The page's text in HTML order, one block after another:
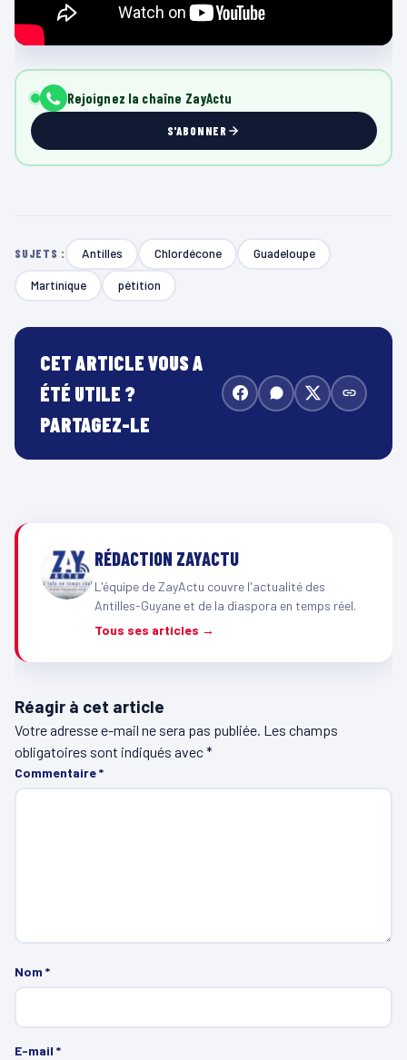
Rejoignez la chaîne ZayActu
S'ABONNER
SUJETS : Antilles Chlordécone Guadeloupe
Martinique pétition
CET ARTICLE VOUS A
ÉTÉ UTILE ?
PARTAGEZ-LE
RÉDACTION ZAYACTU
L'équipe de ZayActu couvre l'actualité des
Antilles-Guyane et de la diaspora en temps réel.
Tous ses articles →
Réagir à cet article
Votre adresse e-mail ne sera pas publiée. Les champs
obligatoires sont indiqués avec*
Commentaire*
Nom *
E-mail *